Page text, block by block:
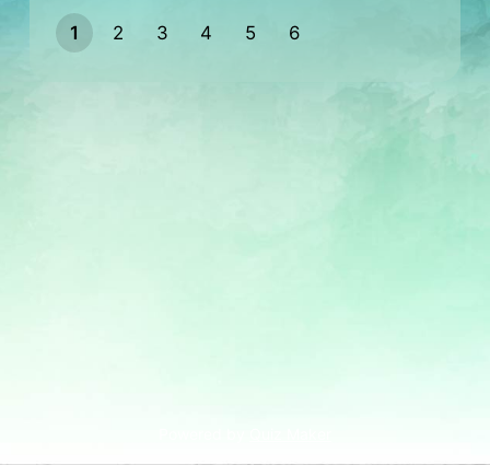
1 2 3 4 5 6